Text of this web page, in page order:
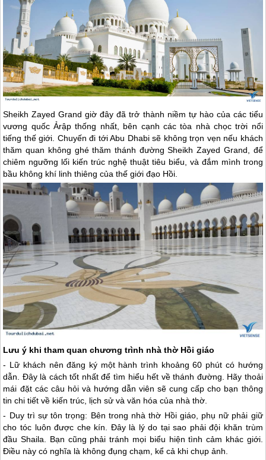
Sheikh Zayed Grand giờ đây đã trở thành niềm tự hào của các tiểu
vương quốc Ảrập thống nhất, bên cạnh các tòa nhà chọc trời nổi
tiếng thế giới. Chuyến đi tới Abu Dhabi sẽ không trọn vẹn nếu khách
thăm quan không ghé thăm thánh đường Sheikh Zayed Grand, để
chiêm ngưỡng lối kiến trúc nghệ thuật tiêu biểu, và đắm mình trong
bầu không khí linh thiêng của thế giới đạo Hồi.
Lưu ý khi tham quan chương trình nhà thờ Hồi giáo
- Lữ khách nên đăng ký một hành trình khoảng 60 phút có hướng
dẫn. Đây là cách tốt nhất để tìm hiểu hết về thánh đường. Hãy thoải
mái đặt các câu hỏi và hướng dẫn viên sẽ cung cấp cho bạn thông
tin chi tiết về kiến trúc, lịch sử và văn hóa của nhà thờ.
- Duy trì sự tôn trọng: Bên trong nhà thờ Hồi giáo, phụ nữ phải giữ
cho tóc luôn được che kín. Đây là lý do tại sao phải đội khăn trùm
đầu Shaila. Bạn cũng phải tránh mọi biểu hiện tình cảm khác giới.
Điều này có nghĩa là không đụng chạm, kể cả khi chụp ảnh.